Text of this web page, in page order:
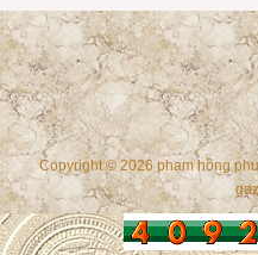
Copyright © 2026 phạm hồng